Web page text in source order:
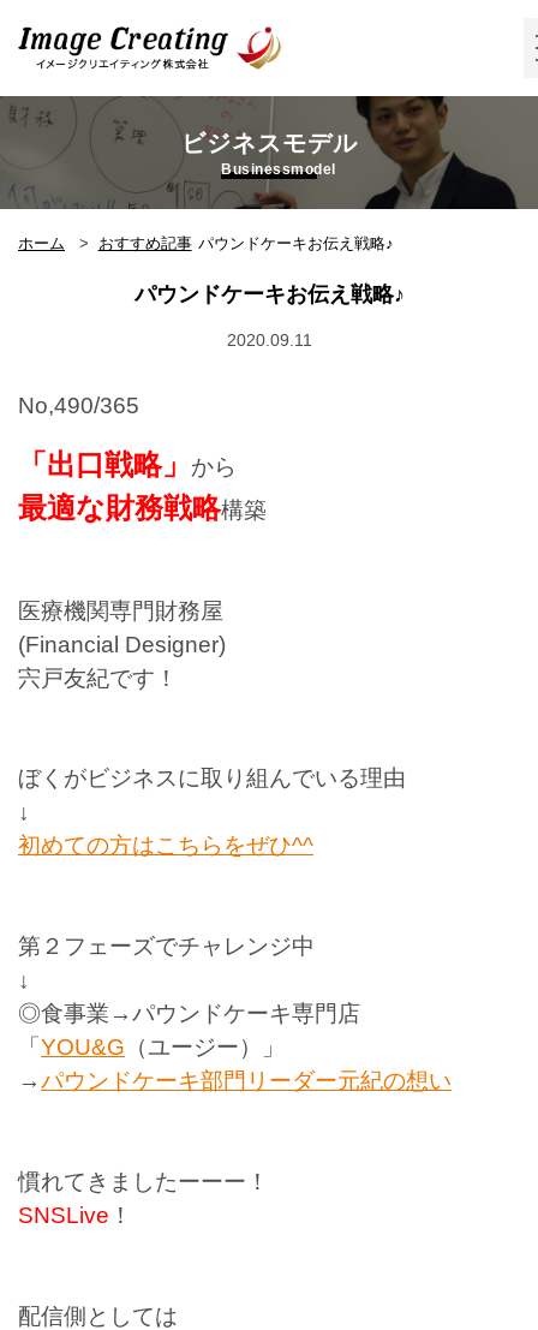
社
ビジネスモデル
Businessmodel
ホーム おすすめ記事 パウンドケーキお伝え戦略♪
パウンドケーキお伝え戦略♪
2020.09.11
No,490/365
「出口戦略」 から
最適な財務戦略構築
医療機関専門財務屋
(Financial Designer)
宍戸友紀です！
ぼくがビジネスに取り組んでいる理由
↓
初めての方はこちらをぜひ^^
第２フェーズでチャレンジ中
↓
◎食事業→パウンドケーキ専門店
「 YOU&G （ユージー）」
→パウンドケーキ部門リーダー元紀の想い
慣れてきましたーーー！
SNSLive ！
配信側としては